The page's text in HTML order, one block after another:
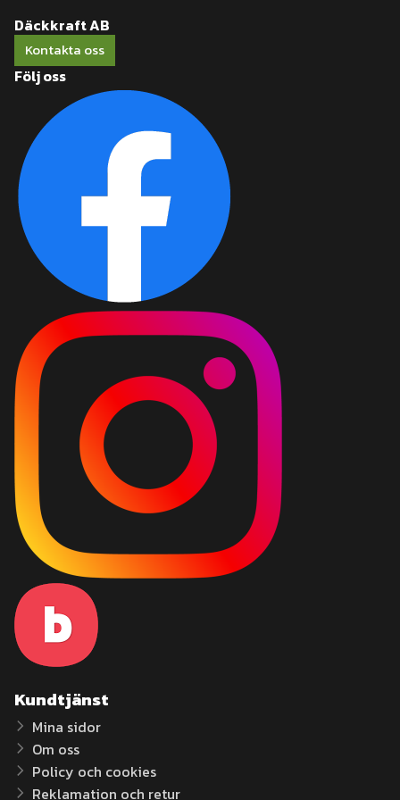
Däckkraft AB
Kontakta oss
Följ oss
Kundtjänst
Mina sidor
Om oss
Policy och cookies
Reklamation och retur